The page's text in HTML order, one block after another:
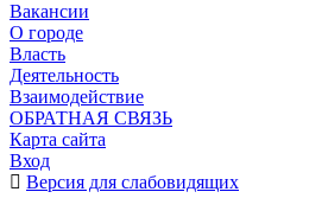
Вакансии
О городе
Власть
Деятельность
Взаимодействие
ОБРАТНАЯ СВЯЗЬ
Карта сайта
Вход
Версия для слабовидящих